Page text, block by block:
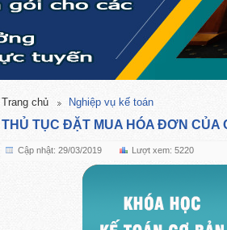
Trang chủ Nghiệp vụ kế toán
THỦ TỤC ĐẶT MUA HÓA ĐƠN CỦA
Cập nhật: 29/03/2019 Lượt xem: 5220